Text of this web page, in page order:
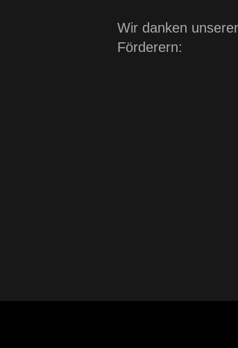
Wir danken
Förderern: